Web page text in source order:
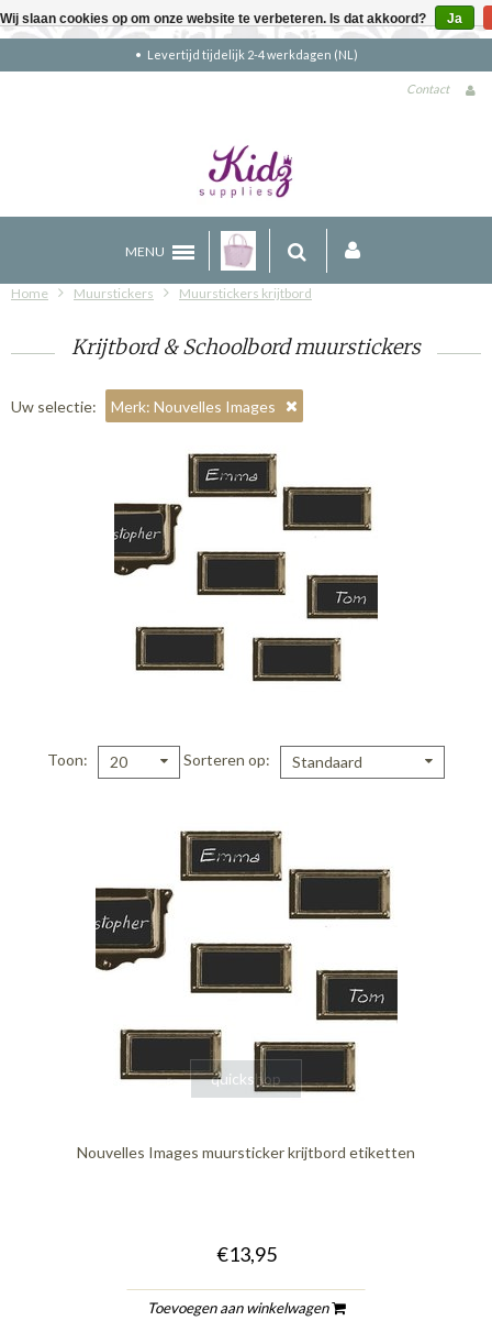
tijdelijk 2-4 werkdagen (NL)
Contact
MENU
Home Muurstickers Muurstickers krijtbord
Krijtbord & Schoolbord muurstickers
Uw selectie: Merk: Nouvelles Images
Toon 20 Sorteren op Standaard
quickshop
Nouvelles Images muursticker krijtbord etiketten
€13,95
Toevoegen aan winkelwagen
Wij slaan cookies op om onze website te verbeteren. Is dat akkoord? Ja